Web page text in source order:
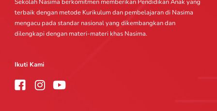
terbaik dengan metode Kurikulum dan pembelajaran di Nasima
mengacu pada standar nasional yang dikembangkan dan
dilengkapi dengan materi-materi khas Nasima.
Ikuti Kami
I Y